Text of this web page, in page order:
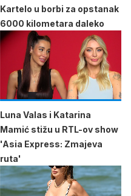
Kartelo u borbi za opstanak
6000 kilometara daleko
Luna Valas i Katarina
Mamić stižu u RTL-ov show
'Asia Express: Zmajeva
ruta'